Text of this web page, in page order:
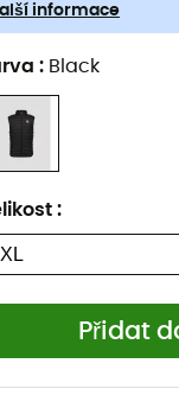
informace
: Black
:
Přidat